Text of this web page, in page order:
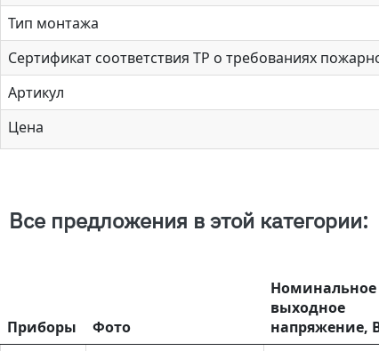
Тип монтажа
Сертификат соответствия ТР о требованиях
Артикул
Цена
Все предложения в этой категории:
Приборы Фото
Номинальное
выходное
напряжение,